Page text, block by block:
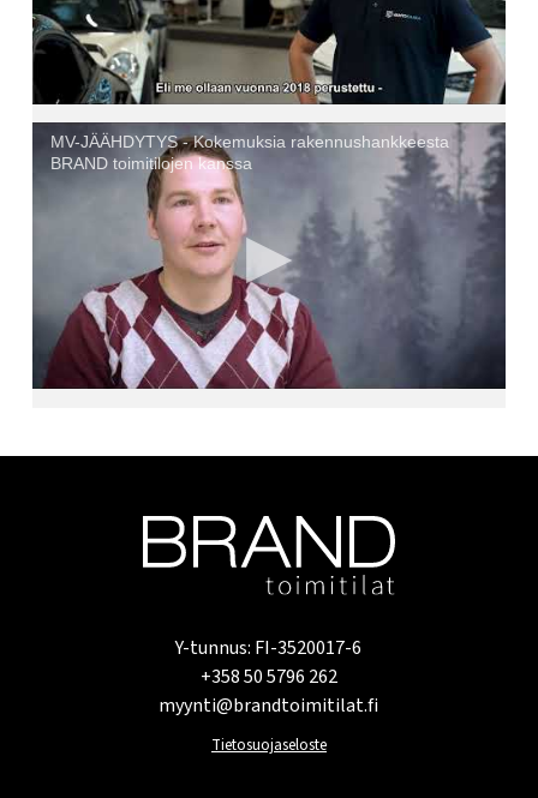
MV-JÄÄHDYTYS - Kokemuksia rakennushankkeesta
BRAND toimitilojen kanssa
Y-tunnus: FI-3520017-6
+358 50 5796 262
myynti@brandtoimitilat.fi
Tietosuojaseloste